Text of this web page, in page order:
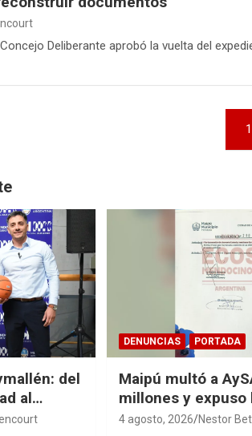
Deliberante aprobó la vuelta del
1
del
al
DENUNCIAS PORTADA
Maipú multó a
millones y expuso
cloacal en
4 agosto, 2026 Nestor